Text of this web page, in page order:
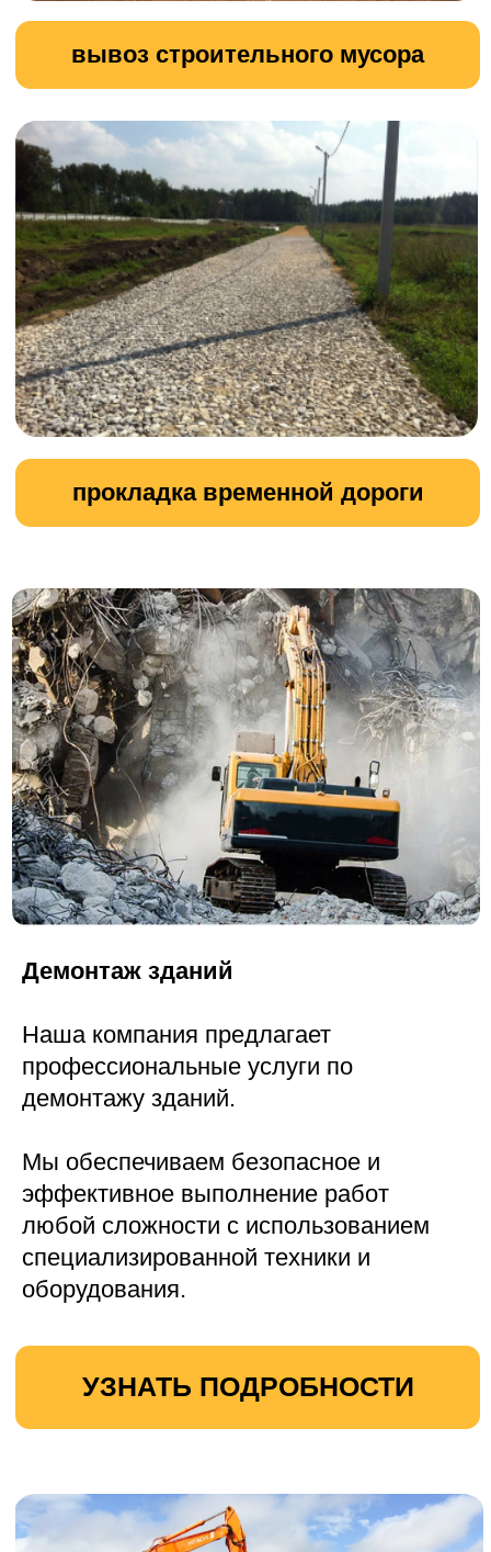
Подготовка участка к строительству
Вывоз земли
Наша компания предлагает
профессиональные услуги по
подготовке участка к строительству.
Мы берём на себя все необходимые
работы, чтобы обеспечить
качественное и безопасное начало
строительства.
профессиональные услуги по вывозу
древесных отходов.
Наша компания предлагает
профессиональные услуги по вывозу
земли.
лишний грунт с вашего участка, а затем
УЗНАТЬ ПОДРОБНОСТИ